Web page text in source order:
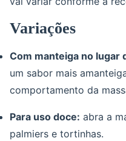
Variações
Com manteiga no lugar
um sabor mais
comportamento da
Para uso doce: abra a
palmiers e tortinhas.